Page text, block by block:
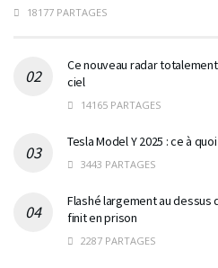
18177 PARTAGES
Ce nouveau radar
ciel
14165 PARTAGES
Tesla Model Y 2025 : ce à
3443 PARTAGES
Flashé largement au dessus
finit en prison
2287 PARTAGES